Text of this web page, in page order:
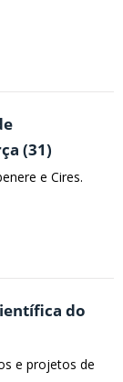
(31)
e Cires.
do
e projetos de